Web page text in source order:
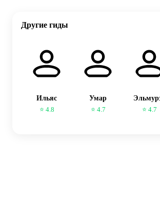
Другие гиды
Ильяс
⭐ 4.8
Умар
⭐ 4.7 ⭐ 4.7